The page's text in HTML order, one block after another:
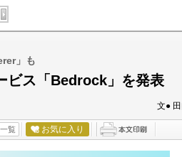
」も
ビス「Bedrock」を発表
文●
一覧 お気に入り